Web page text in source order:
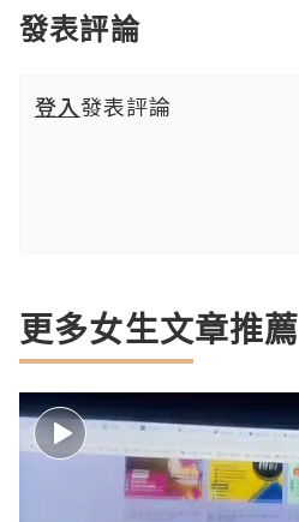
發表評論
登入發表評論
更多女生文章推薦